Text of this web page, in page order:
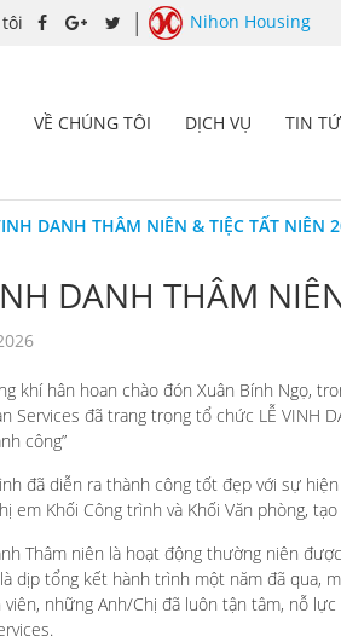
Nihon Housing
VỀ CHÚNG TÔI DỊCH VỤ TIN
DANH THÂM NIÊN & TIỆC TẤT NIÊN
DANH THÂM
khí hân hoan chào đón Xuân Bính Ngọ,
Services đã trang trọng tổ chức LỄ VINH
công”
đã diễn ra thành công tốt đẹp với sự
em Khối Công trình và Khối Văn phòng,
Thâm niên là hoạt động thường niên
dịp tổng kết hành trình một năm đã qua,
viên, những Anh/Chị đã luôn tận tâm, nỗ